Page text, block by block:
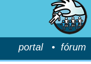
portal• fórum